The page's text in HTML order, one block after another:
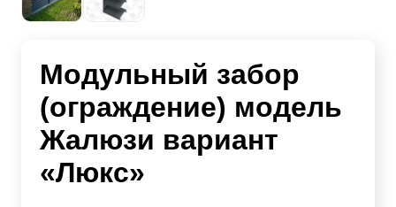
Модульный забор
(ограждение) модель
Жалюзи вариант
«Люкс»